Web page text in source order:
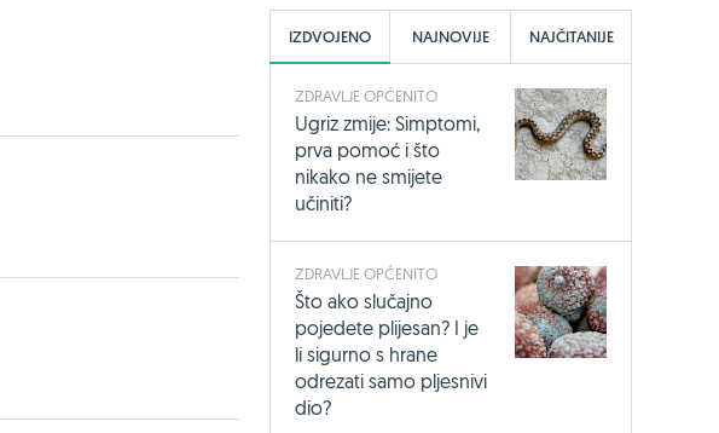
IZDVOJENO NAJNOVIJE NAJČITANIJE
ZDRAVLJE OPĆENITO
Ugriz zmije: Simptomi,
prva pomoć i što
nikako ne smijete
učiniti?
ZDRAVLJE OPĆENITO
Što ako slučajno
pojedete plijesan? I je
li sigurno s hrane
odrezati samo pljesnivi
dio?